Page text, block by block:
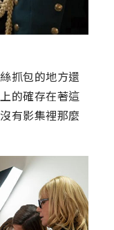
抓包的地方還
的確存在著這
有影集裡那麼